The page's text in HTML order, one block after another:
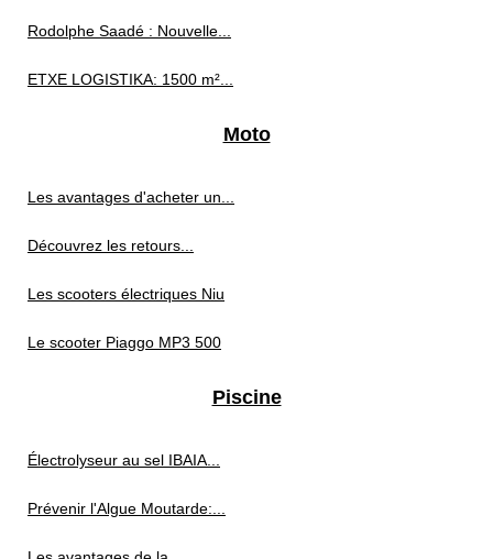
Rodolphe Saadé : Nouvelle...
ETXE LOGISTIKA: 1500 m²...
Moto
Les avantages d'acheter un...
Découvrez les retours...
Les scooters électriques Niu
Le scooter Piaggo MP3 500
Piscine
Électrolyseur au sel IBAIA...
Prévenir l'Algue Moutarde:...